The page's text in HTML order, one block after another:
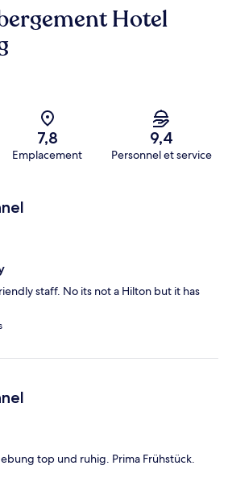
Hotel
7,8
Emplacement
9,4
Personnel et service
staff. No its not a Hilton but it has
top und ruhig. Prima Frühstück.